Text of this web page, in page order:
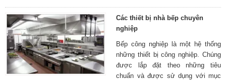
Các thiết bị nhà bếp chuyên
nghiệp
Bếp công nghiệp là một hệ thống
những thiết bị công nghiệp. Chúng
được lắp đặt theo những tiêu
chuẩn và được sử dụng với mục